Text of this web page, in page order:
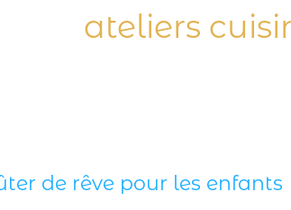
ateliers
de rêve pour les enfants